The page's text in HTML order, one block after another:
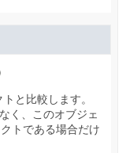
と比較します。
く、このオブジェ
トである場合だけ